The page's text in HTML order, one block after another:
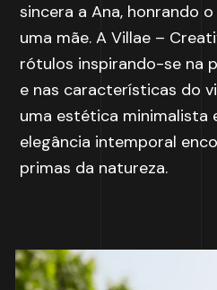
sincera a Ana, honrando
uma mãe. A Villae –
rótulos inspirando-se na
e nas características do
uma estética minimalista
elegância intemporal
primas da natureza.